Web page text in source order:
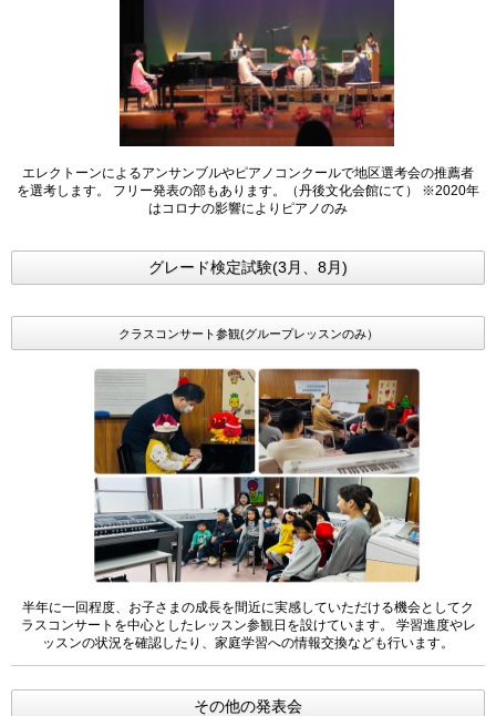
エレクトーンによるアンサンブルやピアノコンクールで地区選考会の推薦者
を選考します。 フリー発表の部もあります。（丹後文化会館にて） ※2020年
はコロナの影響によりピアノのみ
グレード検定試験(3月、8月)
クラスコンサート参観(グループレッスンのみ）
半年に一回程度、お子さまの成長を間近に実感していただける機会としてク
ラスコンサートを中心としたレッスン参観日を設けています。 学習進度やレ
ッスンの状況を確認したり、家庭学習への情報交換なども行います。
その他の発表会